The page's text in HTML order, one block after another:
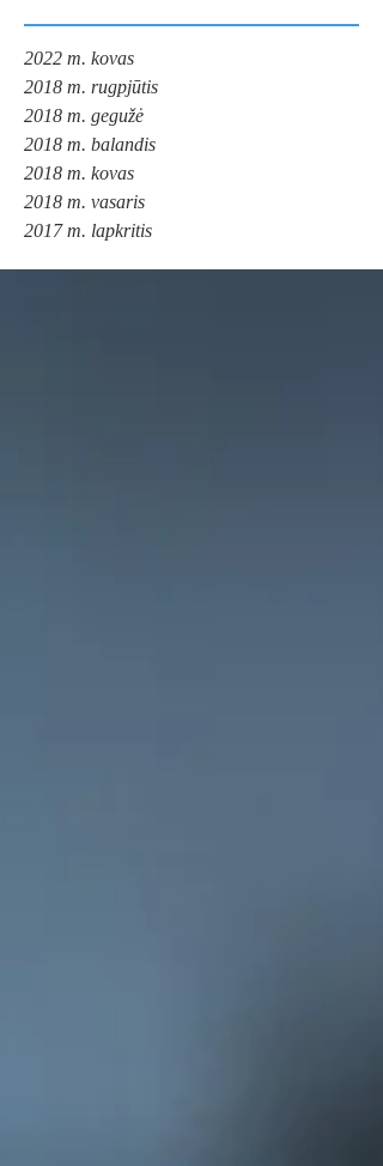
2022 m. kovas
2018 m. rugpjūtis
2018 m. gegužė
2018 m. balandis
2018 m. kovas
2018 m. vasaris
2017 m. lapkritis